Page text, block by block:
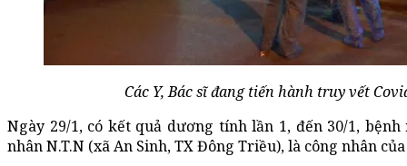
Các Y, Bác sĩ đang tiến hành truy vết
Ngày 29/1, có kết quả dương tính lần 1, đến 30/1,
nhân N.T.N (xã An Sinh, TX Đông Triều), là công nhân